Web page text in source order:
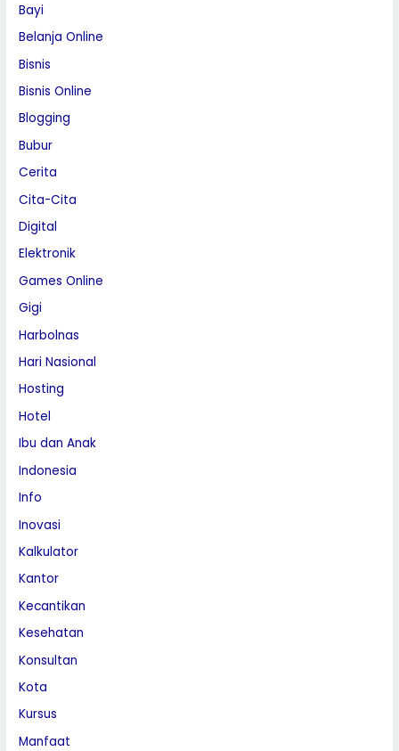
Bayi
Belanja Online
Bisnis
Bisnis Online
Blogging
Bubur
Cerita
Cita-Cita
Digital
Elektronik
Games Online
Gigi
Harbolnas
Hari Nasional
Hosting
Hotel
Ibu dan Anak
Indonesia
Info
Inovasi
Kalkulator
Kantor
Kecantikan
Kesehatan
Konsultan
Kota
Kursus
Manfaat